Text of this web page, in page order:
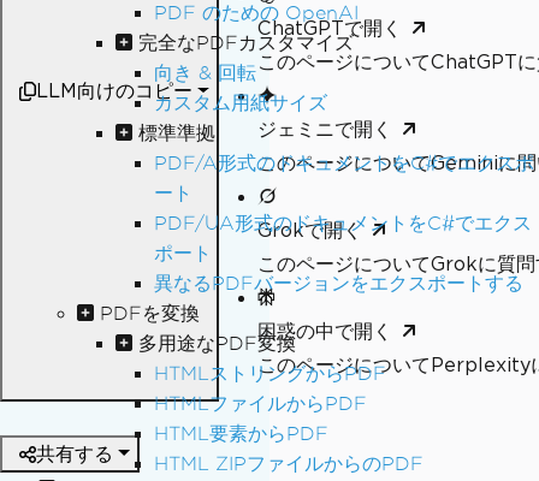
PDF のための OpenAI
完全なPDFカスタマイズ
向き & 回転
カスタム用紙サイズ
標準準拠
PDF/A形式のドキュメントをC#でエクスポ
ート
PDF/UA形式のドキュメントをC#でエクス
ポート
異なるPDFバージョンをエクスポートする
PDFを変換
多用途なPDF変換
HTMLストリングからPDF
HTMLファイルからPDF
HTML要素からPDF
HTML ZIPファイルからのPDF
LLM向けのコピー
ChatGPTで開く
このページについてChatGPT
ジェミニで開く
このページについてGeminiに
Grokで開く
このページについてGrokに質
困惑の中で開く
このページについてPerplexity
共有する